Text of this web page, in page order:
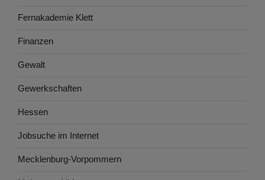
Fernakademie Klett
Finanzen
Gewalt
Gewerkschaften
Hessen
Jobsuche im Internet
Mecklenburg-Vorpommern